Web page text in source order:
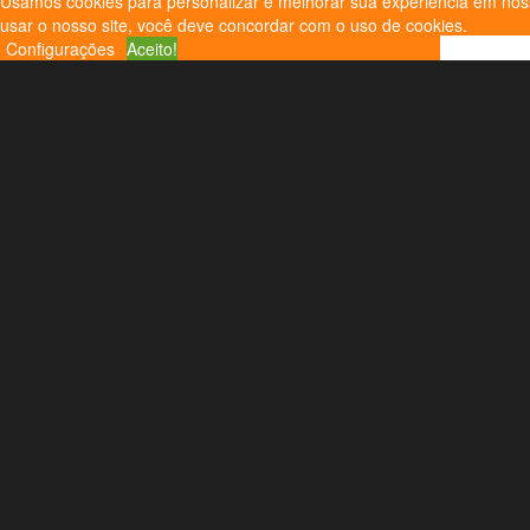
usar o nosso site, você deve concordar com o uso de cookies.
Configurações Aceito!